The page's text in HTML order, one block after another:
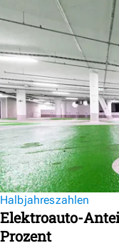
Halbjahreszahlen
Elektroauto-
Prozent